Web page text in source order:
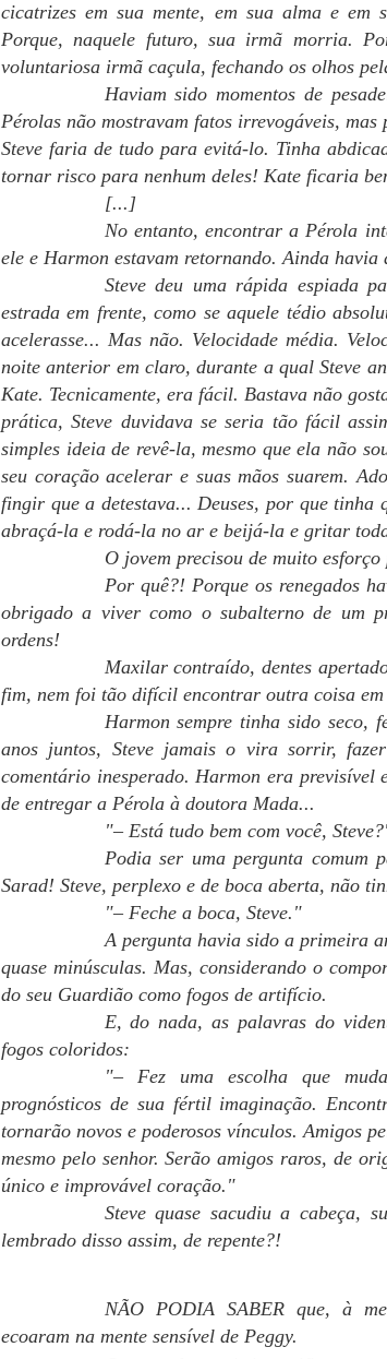
cicatrizes em sua mente, em sua alma e em
Porque, naquele futuro, sua irmã morria.
voluntariosa irmã caçula, fechando os olhos
Haviam sido momentos de
Pérolas não mostravam fatos irrevogáveis,
Steve faria de tudo para evitá-lo. Tinha
tornar risco para nenhum deles! Kate ficaria
[...]
No entanto, encontrar a Pérola
ele e Harmon estavam retornando. Ainda
Steve deu uma rápida espiada
estrada em frente, como se aquele tédio
acelerasse... Mas não. Velocidade média.
noite anterior em claro, durante a qual Steve
Kate. Tecnicamente, era fácil. Bastava não
prática, Steve duvidava se seria tão fácil
simples ideia de revê-la, mesmo que ela não
seu coração acelerar e suas mãos suarem.
fingir que a detestava... Deuses, por que
abraçá-la e rodá-la no ar e beijá-la e gritar
O jovem precisou de muito
Por quê?! Porque os renegados
obrigado a viver como o subalterno de um
ordens!
Maxilar contraído, dentes
fim, nem foi tão difícil encontrar outra coisa em
Harmon sempre tinha sido seco,
anos juntos, Steve jamais o vira sorrir,
comentário inesperado. Harmon era
de entregar a Pérola à doutora Mada...
"– Está tudo bem com você,
Podia ser uma pergunta comum
Sarad! Steve, perplexo e de boca aberta, não
"– Feche a boca, Steve."
A pergunta havia sido a primeira
quase minúsculas. Mas, considerando o
do seu Guardião como fogos de artifício.
E, do nada, as palavras do
fogos coloridos:
"– Fez uma escolha que
prognósticos de sua fértil imaginação.
tornarão novos e poderosos vínculos. Amigos
mesmo pelo senhor. Serão amigos raros, de
único e improvável coração."
Steve quase sacudiu a cabeça,
lembrado disso assim, de repente?!
NÃO PODIA SABER que, à
ecoaram na mente sensível de Peggy.
Assim que eu melhorar do meu
saber o CPF do bicho atual, mas me
"periféricos" do livro, tais como
Só para o controle de vocês, o texto
13
PRESENTE NÚMERO 11
Boa noite, pessoal!
Sobre a revisão, tenho boas notícias:
responsabilidades e, apesar de sua
revisar este livro.
Então...
Já fiz contato com outra pessoa
Teremos novidades em breve.
CINCO E MEIA DA TARDE, final das
APR PRESENTE NÚMERO 10
FELIZ PÁSCOA, PESSOAL!
(sem papo porque dormi só 4 horas
estão se esforçando para manter a
O REI AHMAD DA ÍDIA avisou Paul
de volta para Champ-Bleux. Henry,
trabalhando com Paul desde que os
Bleux, veio para assistir ao vídeo
e Ali era alarmante, apesar de Sergei
nomes.
MAR PRESENTE NÚMERO 9
Sem novidades por aqui. Estou em
revisora (não se apressa a arte), e já
próximo livro.
PETER SAIU DO HEXÁGONO que
cara avisando que trucidaria o
O ataque das cem naves tinha sido
outras bases tinham tido sua cota de
nenhum tivesse sido tão grande
MAR
23
PRESENTE NÚMERO 8
Olá, gente!
No livro 4, Consequências, minhas
tecnicamente terminadas. Concluí
e consegui colocar títulos em todos,
enorme vitória. Ainda pode haver
mas serão apenas isso - mudanças
nome, o que me deixa muito feliz!
Agora ficamos todos no aguardo da
A PRIMEIRA AULA das quartas-
doutor Alex.
MAR
15
PRESENTE NÚMERO 7
Olá, gente!
O trabalho no livro 4 continua. Ainda
mas tenho bastante trabalho próprio
texto, os títulos de capítulos, a
blocos... Enfim, escritora trabalhando!
Joe largou tudo e foi com elas. Lis,
mãos na cintura.